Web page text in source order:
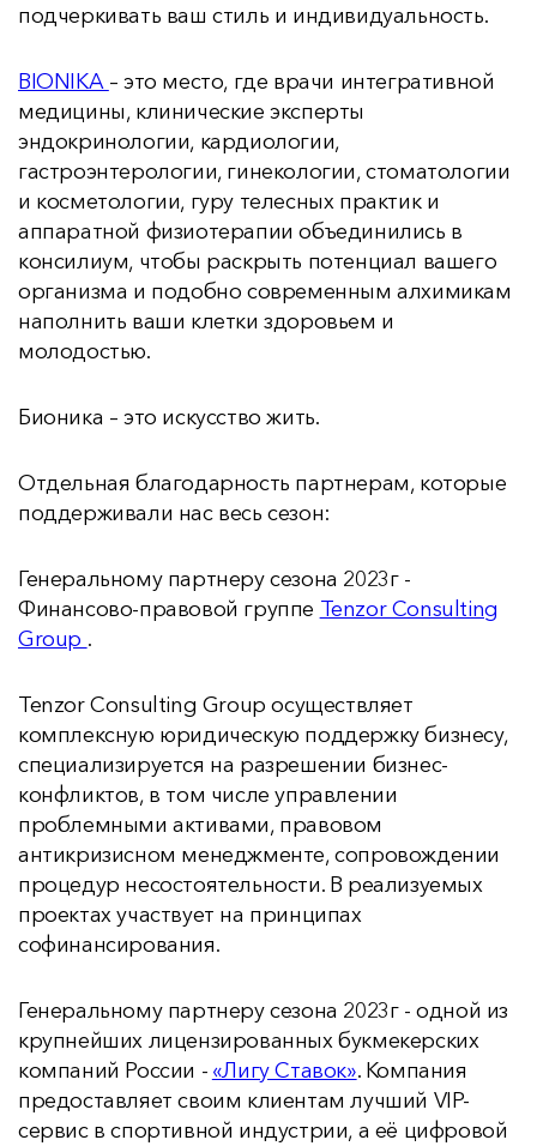
подчеркивать ваш стиль и индивидуальность.
BIONIKА – это место, где врачи интегративной
медицины, клинические эксперты
эндокринологии, кардиологии,
гастроэнтерологии, гинекологии, стоматологии
и косметологии, гуру телесных практик и
аппаратной физиотерапии объединились в
консилиум, чтобы раскрыть потенциал вашего
организма и подобно современным алхимикам
наполнить ваши клетки здоровьем и
молодостью.
Бионика – это искусство жить.
Отдельная благодарность партнерам, которые
поддерживали нас весь сезон:
Генеральному партнеру сезона 2023г -
Финансово-правовой группе Tenzor Consulting
Group .
Tenzor Consulting Group осуществляет
комплексную юридическую поддержку бизнесу,
специализируется на разрешении бизнес-
конфликтов, в том числе управлении
проблемными активами, правовом
антикризисном менеджменте, сопровождении
процедур несостоятельности. В реализуемых
проектах участвует на принципах
софинансирования.
Генеральному партнеру сезона 2023г - одной из
крупнейших лицензированных букмекерских
компаний России - «Лигу Ставок». Компания
предоставляет своим клиентам лучший VIP-
сервис в спортивной индустрии, а её цифровой